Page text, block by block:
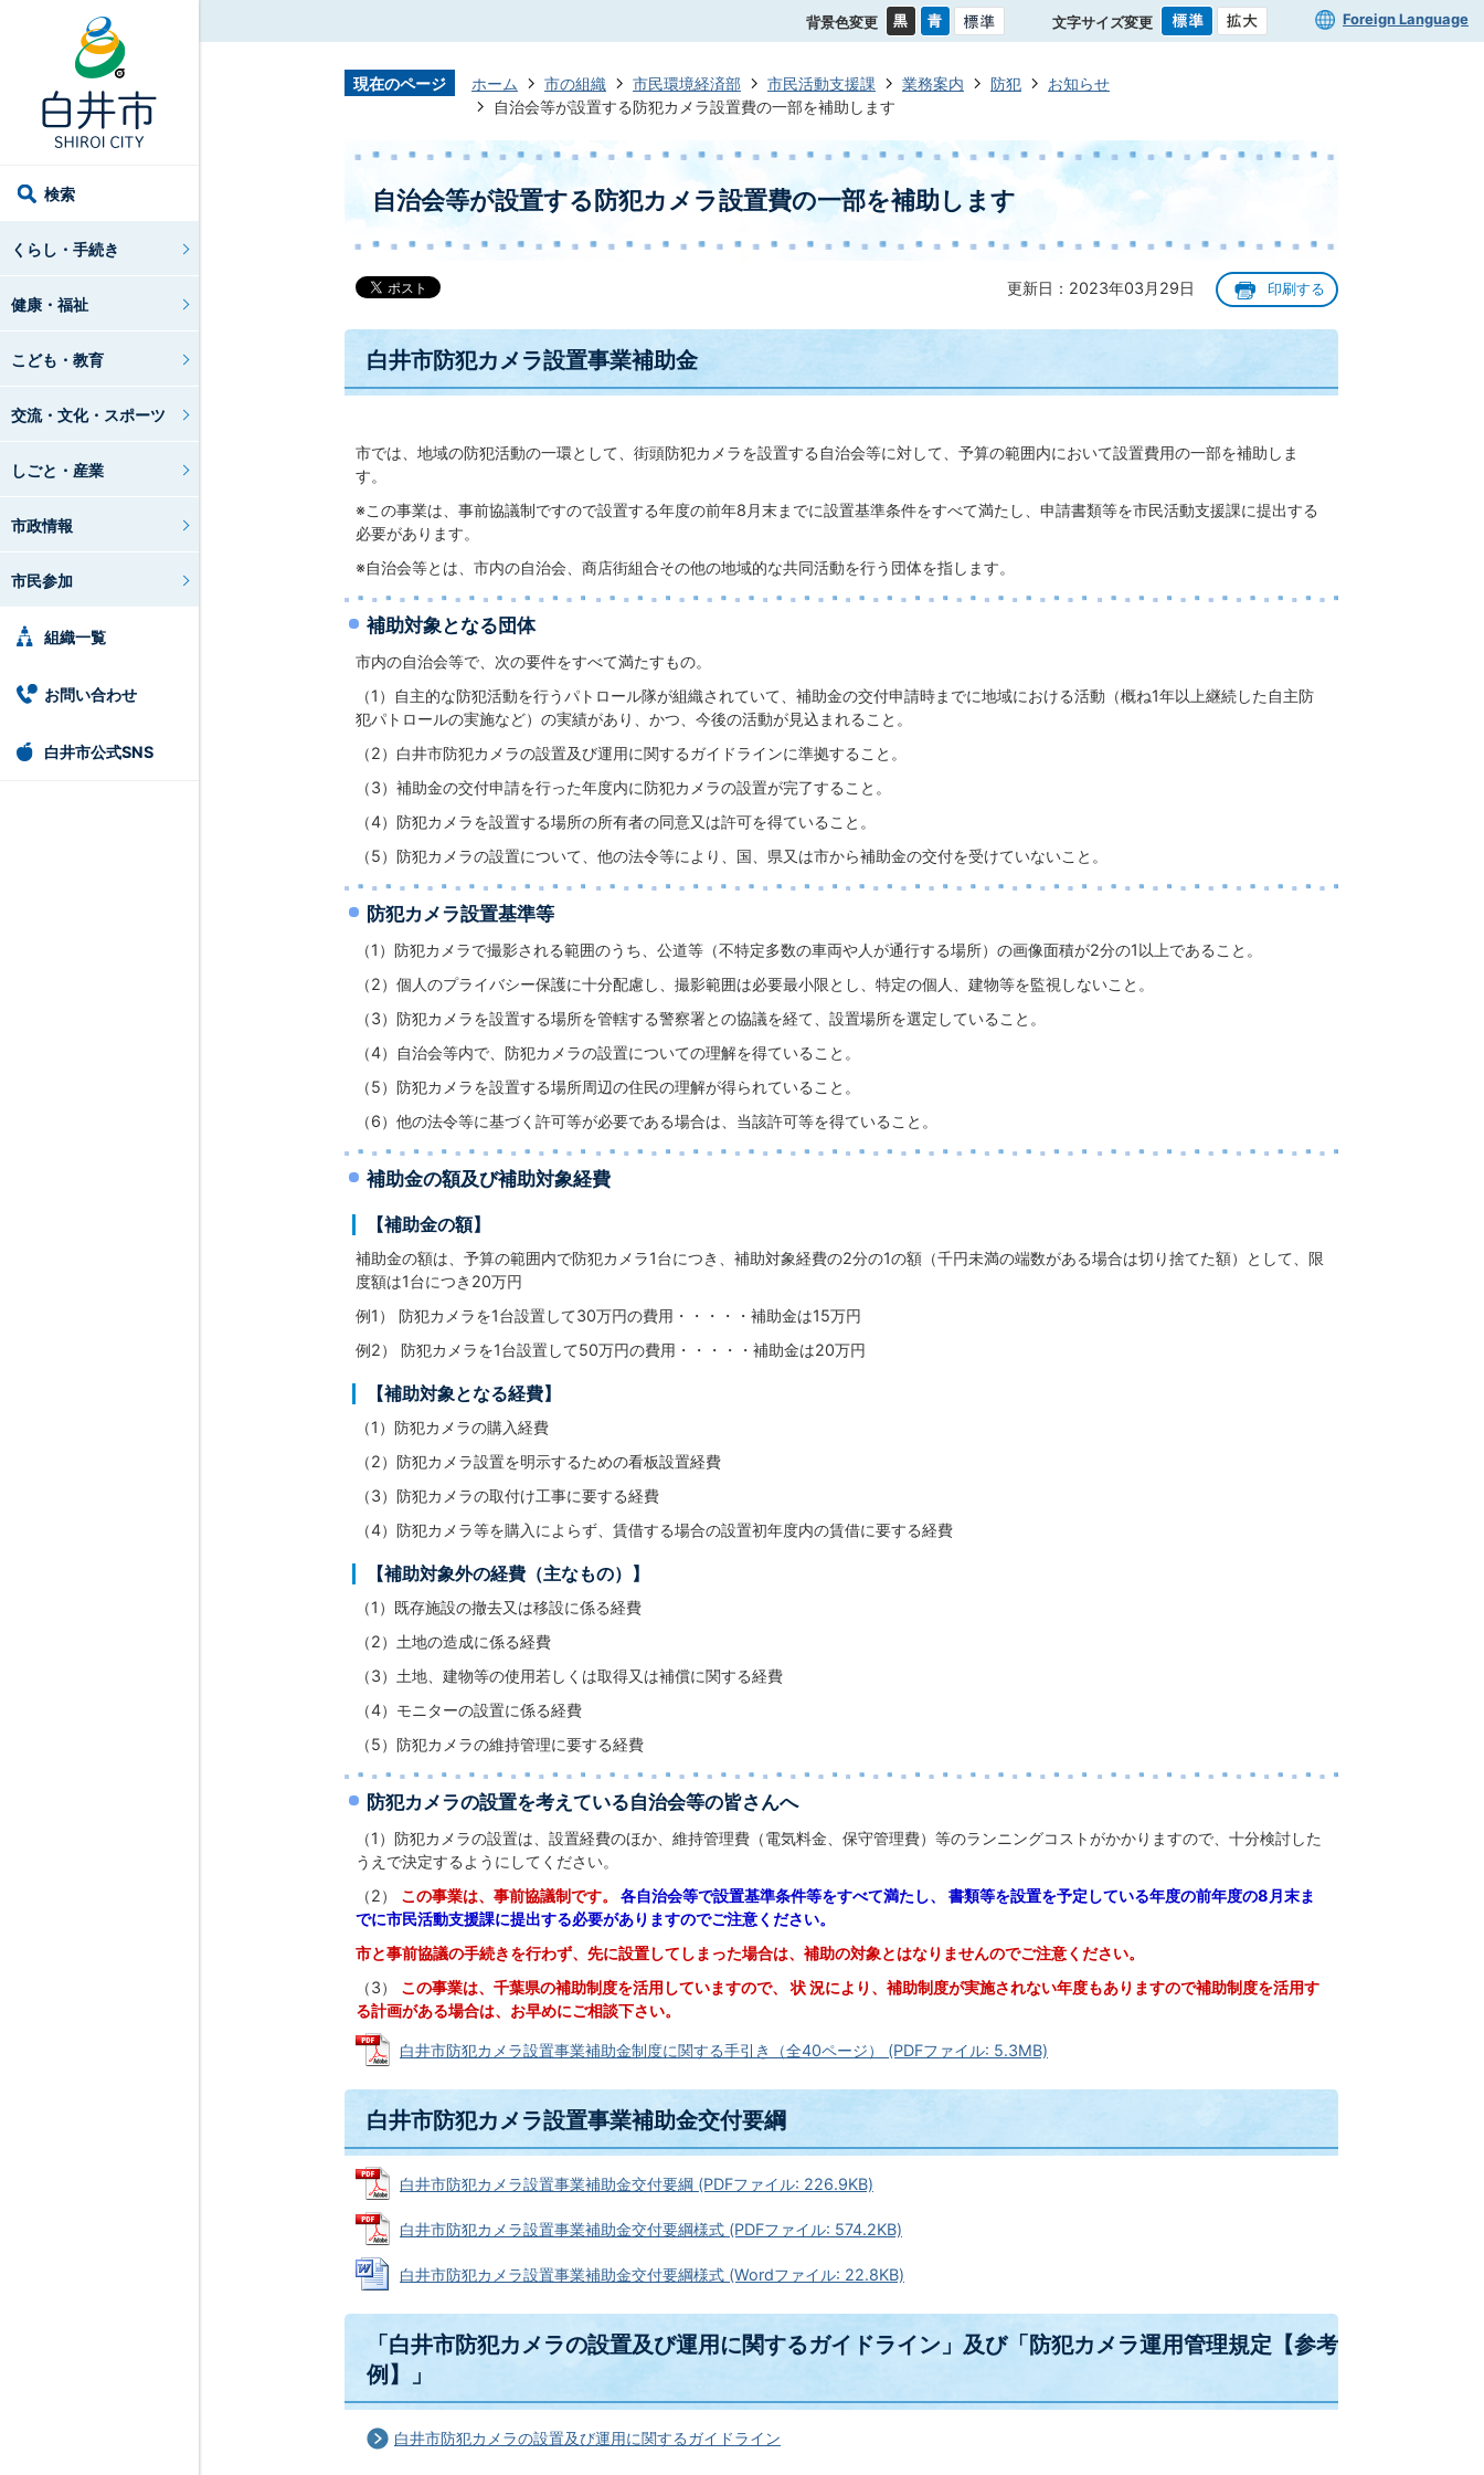
検索
くらし・手続き
健康・福祉
こども・教育
交流・文化・スポーツ
しごと・産業
市政情報
市民参加
組織一覧
お問い合わせ
白井市公式SNS
背景色変更 文字サイズ変更 Foreign Language
現在のページ ホーム 市の組織 市民環境経済部 市民活動支援課 業務案内 防犯
お知らせ
自治会等が設置する防犯カメラ設置費の一部を補助します
自治会等が設置する防犯カメラ設置費の一部を補助します
更新日：2023年03月29日 印刷する
白井市防犯カメラ設置事業補助金
市では、地域の防犯活動の一環として、街頭防犯カメラを設置する自治会等に対して、予算の範囲内において設置費用の一部を補助しま
す。
※この事業は、事前協議制ですので設置する年度の前年8月末までに設置基準条件をすべて満たし、申請書類等を市民活動支援課に提出する
必要があります。
※自治会等とは、市内の自治会、商店街組合その他の地域的な共同活動を行う団体を指します。
補助対象となる団体
市内の自治会等で、次の要件をすべて満たすもの。
（1）自主的な防犯活動を行うパトロール隊が組織されていて、補助金の交付申請時までに地域における活動（概ね1年以上継続した自主防
犯パトロールの実施など）の実績があり、かつ、今後の活動が見込まれること。
（2）白井市防犯カメラの設置及び運用に関するガイドラインに準拠すること。
（3）補助金の交付申請を行った年度内に防犯カメラの設置が完了すること。
（4）防犯カメラを設置する場所の所有者の同意又は許可を得ていること。
（5）防犯カメラの設置について、他の法令等により、国、県又は市から補助金の交付を受けていないこと。
防犯カメラ設置基準等
（1）防犯カメラで撮影される範囲のうち、公道等（不特定多数の車両や人が通行する場所）の画像面積が2分の1以上であること。
（2）個人のプライバシー保護に十分配慮し、撮影範囲は必要最小限とし、特定の個人、建物等を監視しないこと。
（3）防犯カメラを設置する場所を管轄する警察署との協議を経て、設置場所を選定していること。
（4）自治会等内で、防犯カメラの設置についての理解を得ていること。
（5）防犯カメラを設置する場所周辺の住民の理解が得られていること。
（6）他の法令等に基づく許可等が必要である場合は、当該許可等を得ていること。
補助金の額及び補助対象経費
【補助金の額】
補助金の額は、予算の範囲内で防犯カメラ1台につき、補助対象経費の2分の1の額（千円未満の端数がある場合は切り捨てた額）として、限
度額は1台につき20万円
例1） 防犯カメラを1台設置して30万円の費用・・・・・補助金は15万円
例2） 防犯カメラを1台設置して50万円の費用・・・・・補助金は20万円
【補助対象となる経費】
（1）防犯カメラの購入経費
（2）防犯カメラ設置を明示するための看板設置経費
（3）防犯カメラの取付け工事に要する経費
（4）防犯カメラ等を購入によらず、賃借する場合の設置初年度内の賃借に要する経費
【補助対象外の経費（主なもの）】
（1）既存施設の撤去又は移設に係る経費
（2）土地の造成に係る経費
（3）土地、建物等の使用若しくは取得又は補償に関する経費
（4）モニターの設置に係る経費
（5）防犯カメラの維持管理に要する経費
防犯カメラの設置を考えている自治会等の皆さんへ
（1）防犯カメラの設置は、設置経費のほか、維持管理費（電気料金、保守管理費）等のランニングコストがかかりますので、十分検討した
うえで決定するようにしてください。
（2） この事業は、事前協議制です。 各自治会等で設置基準条件等をすべて満たし、
書類等を設置を予定している年度の前年度の8月末ま
でに市民活動支援課に提出する必要がありますのでご注意ください。
市と事前協議の手続きを行わず、先に設置してしまった場合は、補助の対象とはなりませんのでご注意ください。
（3） この事業は、千葉県の補助制度を活用していますので、状況により、補助制度が実施されない年度もありますので補助制度を活用す
る計画がある場合は、お早めにご相談下さい。
白井市防犯カメラ設置事業補助金制度に関する手引き（全40ページ） (PDFファイル: 5.3MB)
白井市防犯カメラ設置事業補助金交付要綱
白井市防犯カメラ設置事業補助金交付要綱 (PDFファイル: 226.9KB)
白井市防犯カメラ設置事業補助金交付要綱様式 (PDFファイル: 574.2KB)
白井市防犯カメラ設置事業補助金交付要綱様式 (Wordファイル: 22.8KB)
「白井市防犯カメラの設置及び運用に関するガイドライン」及び「防犯カメラ運用管理規定【参考
例】」
白井市防犯カメラの設置及び運用に関するガイドライン